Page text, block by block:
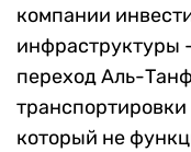
компании
инфраструктуры
переход Аль-
который не